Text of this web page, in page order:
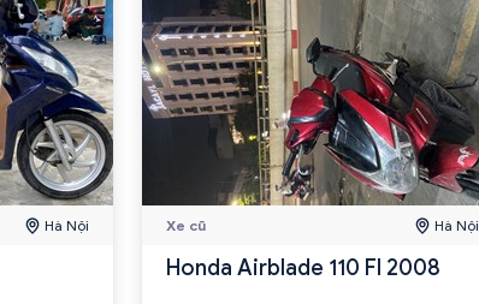
Hà Nội Xe cũ Hà Nội
Honda Airblade 110 FI 2008